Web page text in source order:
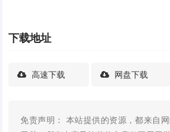
下载地址
高速下载 网盘下载
免责声明： 本站提供的资源，都来自